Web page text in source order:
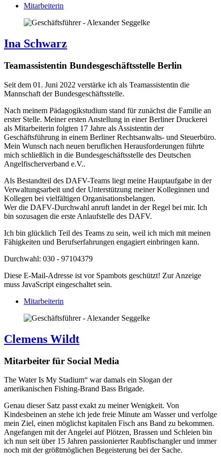
Mitarbeiterin
Ina Schwarz
Teamassistentin Bundesgeschäftsstelle Berlin
Seit dem 01. Juni 2022 verstärke ich als Teamassistentin die
Mannschaft der Bundesgeschäftsstelle.
Nach meinem Pädagogikstudium stand für zunächst die Familie an
erster Stelle. Meiner ersten Anstellung in einer Berliner Druckerei
als Mitarbeiterin folgten 17 Jahre als Assistentin der
Geschäftsführung in einem Berliner Rechtsanwalts- und Steuerbüro.
Mein Wunsch nach neuen beruflichen Herausforderungen führte
mich schließlich in die Bundesgeschäftsstelle des Deutschen
Angelfischerverband e.V..
Als Bestandteil des DAFV-Teams liegt meine Hauptaufgabe in der
Verwaltungsarbeit und der Unterstützung meiner Kolleginnen und
Kollegen bei vielfältigen Organisationsbelangen.
Wer die DAFV-Durchwahl anruft landet in der Regel bei mir. Ich
bin sozusagen die erste Anlaufstelle des DAFV.
Ich bin glücklich Teil des Teams zu sein, weil ich mich mit meinen
Fähigkeiten und Berufserfahrungen engagiert einbringen kann.
Durchwahl: 030 - 97104379
Diese E-Mail-Adresse ist vor Spambots geschützt! Zur Anzeige
muss JavaScript eingeschaltet sein.
Mitarbeiterin
Clemens Wildt
Mitarbeiter für Social Media
The Water Is My Stadium“ war damals ein Slogan der
amerikanischen Fishing-Brand Bass Brigade.
Genau dieser Satz passt exakt zu meiner Wenigkeit. Von
Kindesbeinen an stehe ich jede freie Minute am Wasser und verfolge
mein Ziel, einen möglichst kapitalen Fisch ans Band zu bekommen.
Angefangen mit der Angelei auf Plötzen, Brassen und Schleien bin
ich nun seit über 15 Jahren passionierter Raubfischangler und immer
noch mit der größtmöglichen Begeisterung bei der Sache.